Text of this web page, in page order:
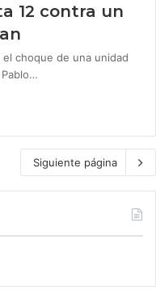
12 contra un
choque de una unidad
Siguiente página